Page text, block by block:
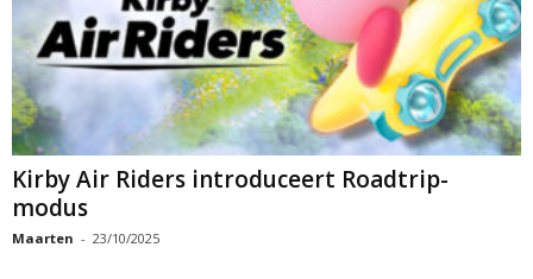
Kirby Air Riders introduceert Roadtrip-
modus
Maarten - 23/10/2025